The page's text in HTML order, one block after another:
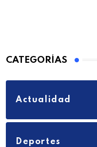
CATEGORÍAS
Actualidad
Deportes